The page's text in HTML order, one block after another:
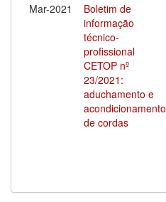
Mar-2021
Boletim de
informação
técnico-
profissional
CETOP nº
23/2021:
aduchamento e
acondicionamento
de cordas